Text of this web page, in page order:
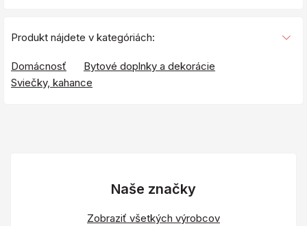
Produkt nájdete v kategóriách:
Domácnosť
Bytové doplnky a dekorácie
Sviečky, kahance
Naše značky
Zobraziť všetkých výrobcov